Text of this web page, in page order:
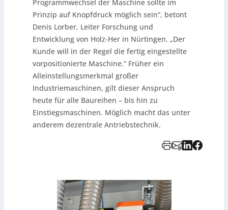
Programmwechsel der Maschine sollte im
Prinzip auf Knopfdruck möglich sein“, betont
Denis Lorber, Leiter Forschung und
Entwicklung von Holz-Her in Nürtingen. „Der
Kunde will in der Regel die fertig eingestellte
vorpositionierte Maschine.“ Früher ein
Alleinstellungsmerkmal großer
Industriemaschinen, gilt dieser Anspruch
heute für alle Baureihen – bis hin zu
Einstiegsmaschinen. Möglich macht das unter
anderem dezentrale Antriebstechnik.